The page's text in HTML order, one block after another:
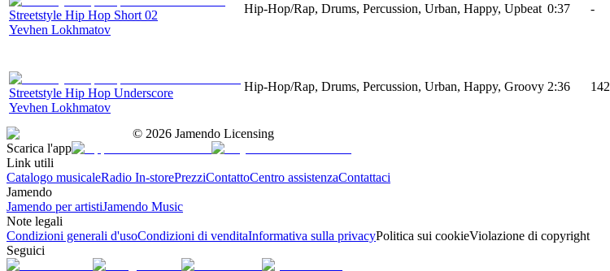
Streetstyle Hip Hop Short 02
Yevhen Lokhmatov
Hip-Hop/Rap, Drums, Percussion, Urban, Happy, Upbeat 0:37 -
Streetstyle Hip Hop Underscore
Yevhen Lokhmatov
Hip-Hop/Rap, Drums, Percussion, Urban, Happy, Groovy 2:36 142
© 2026 Jamendo Licensing
Scarica l'app
Link utili
Catalogo musicaleRadio In-storePrezziContattoCentro assistenzaContattaci
Jamendo
Jamendo per artistiJamendo Music
Note legali
Condizioni generali d'usoCondizioni di venditaInformativa sulla privacyPolitica sui cookieViolazione di copyright
Seguici